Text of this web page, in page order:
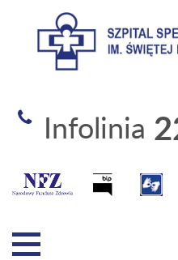
Szpital
Infolinia